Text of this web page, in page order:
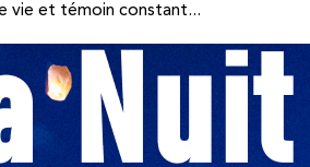
vie et témoin constant...